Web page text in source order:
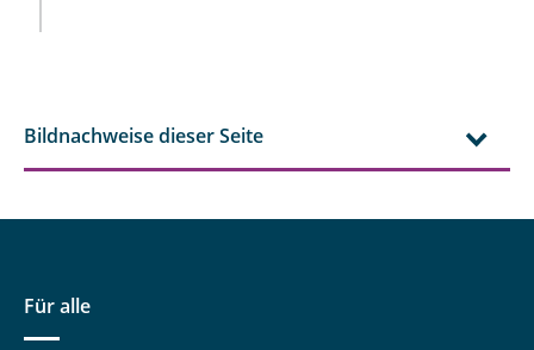
Bildnachweise dieser Seite
Für alle